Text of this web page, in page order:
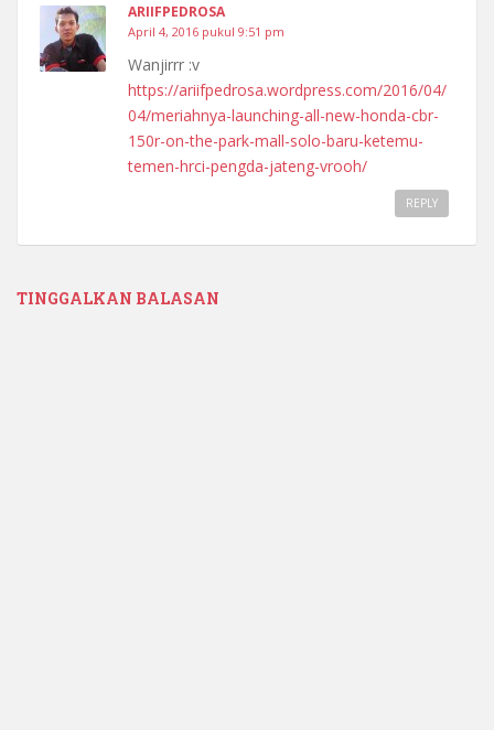
ARIIFPEDROSA
April 4, 2016 pukul 9:51 pm
Wanjirrr :v
https://ariifpedrosa.wordpress.com/2016/04/
04/meriahnya-launching-all-new-honda-cbr-
150r-on-the-park-mall-solo-baru-ketemu-
temen-hrci-pengda-jateng-vrooh/
REPLY
TINGGALKAN BALASAN